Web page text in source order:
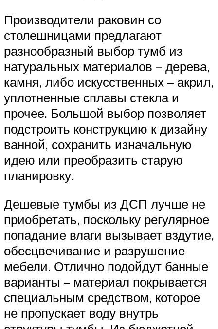
Производители раковин со
столешницами предлагают
разнообразный выбор тумб из
натуральных материалов – дерева,
камня, либо искусственных – акрил,
уплотненные сплавы стекла и
прочее. Большой выбор позволяет
подстроить конструкцию к дизайну
ванной, сохранить изначальную
идею или преобразить старую
планировку.
Дешевые тумбы из ДСП лучше не
приобретать, поскольку регулярное
попадание влаги вызывает вздутие,
обесцвечивание и разрушение
мебели. Отлично подойдут банные
варианты – материал покрывается
специальным средством, которое
не пропускает воду внутрь